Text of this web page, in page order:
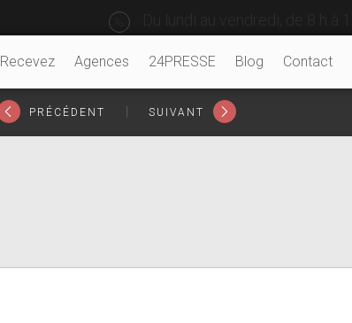
Recevez Agences 24PRESSE Blog Contact
PRÉCÉDENT SUIVANT